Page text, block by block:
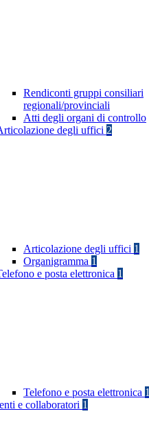
Rendiconti gruppi consiliari
regionali/provinciali
Atti degli organi di controllo
degli uffici 2
Articolazione degli uffici 1
Organigramma 1
e posta elettronica 1
Telefono e posta elettronica 1
e collaboratori 1